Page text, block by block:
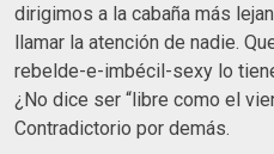
dirigimos a la cabaña más
llamar la atención de nadie.
rebelde-e-imbécil-sexy lo
¿No dice ser “libre como el
Contradictorio por demás.